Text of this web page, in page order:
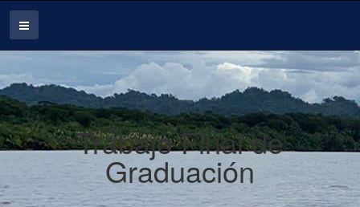
Trabajo Final de
Graduación